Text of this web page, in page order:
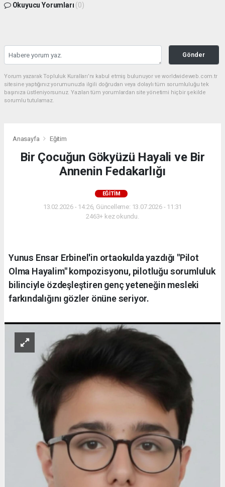
Okuyucu Yorumları (0)
Gönder
Yorum yazarak Topluluk Kuralları’nı kabul etmiş bulunuyor ve worldwideweb.com.tr
sitesine yaptığınız yorumunuzla ilgili doğrudan veya dolaylı tüm sorumluluğu tek
başınıza üstleniyorsunuz. Yazılan tüm yorumlardan site yönetimi hiçbir şekilde
sorumlu tutulamaz.
Anasayfa Eğitim
Bir Çocuğun Gökyüzü Hayali ve Bir
Annenin Fedakarlığı
EĞITIM
13.02.2026 - 14:26, Güncelleme: 13.07.2026 - 11:31
2463+ kez okundu.
Yunus Ensar Erbinel'in ortaokulda yazdığı "Pilot
Olma Hayalim" kompozisyonu, pilotluğu sorumluluk
bilinciyle özdeşleştiren genç yeteneğin mesleki
farkındalığını gözler önüne seriyor.